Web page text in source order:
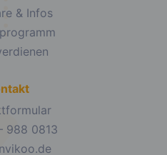
& Infos
988 0813